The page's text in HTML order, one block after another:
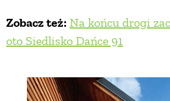
Zobacz też: Na końcu drogi
oto Siedlisko Dańce 91